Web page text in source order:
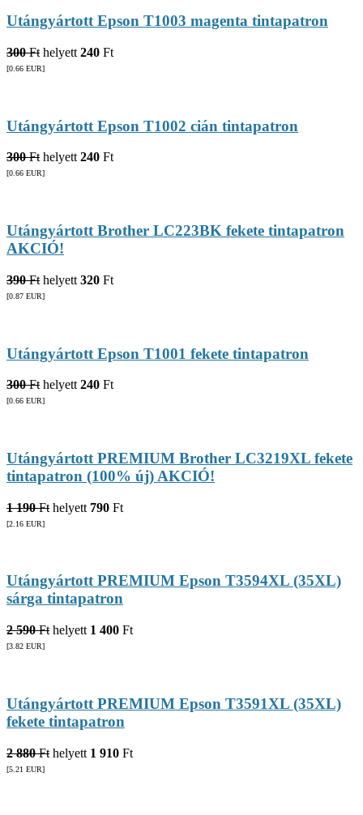
Utángyártott Epson T1003 magenta tintapatron
300 Ft helyett 240 Ft
[0.66 EUR]
Utángyártott Epson T1002 cián tintapatron
300 Ft helyett 240 Ft
[0.66 EUR]
Utángyártott Brother LC223BK fekete tintapatron
AKCIÓ!
390 Ft helyett 320 Ft
[0.87 EUR]
Utángyártott Epson T1001 fekete tintapatron
300 Ft helyett 240 Ft
[0.66 EUR]
Utángyártott PREMIUM Brother LC3219XL fekete
tintapatron (100% új) AKCIÓ!
1 190 Ft helyett 790 Ft
[2.16 EUR]
Utángyártott PREMIUM Epson T3594XL (35XL)
sárga tintapatron
2 590 Ft helyett 1 400 Ft
[3.82 EUR]
Utángyártott PREMIUM Epson T3591XL (35XL)
fekete tintapatron
2 880 Ft helyett 1 910 Ft
[5.21 EUR]